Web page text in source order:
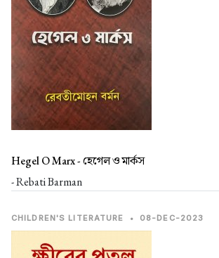
Hegel O Marx -হেগেল ও মার্কস
- Rebati Barman
CHILDREN'S LITERATURE • 08-DEC-2023